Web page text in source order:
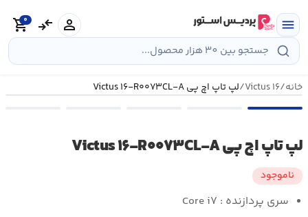
به
محتوا
menu
person
compare_arrows
shopping_cart
0
خانه/Victus ۱۶/لپ تاپ اچ پی Victus ۱۶-R۰۰۷۳CL-A
لپ تاپ اچ پی Victus ۱۶-R۰۰۷۳CL-A
ناموجود
سری پردازنده : Core i۷